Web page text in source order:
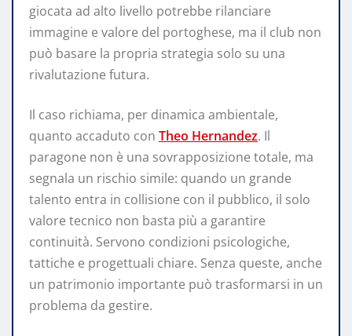
giocata ad alto livello potrebbe rilanciare
immagine e valore del portoghese, ma il club non
può basare la propria strategia solo su una
rivalutazione futura.
Il caso richiama, per dinamica ambientale,
quanto accaduto con Theo Hernandez. Il
paragone non è una sovrapposizione totale, ma
segnala un rischio simile: quando un grande
talento entra in collisione con il pubblico, il solo
valore tecnico non basta più a garantire
continuità. Servono condizioni psicologiche,
tattiche e progettuali chiare. Senza queste, anche
un patrimonio importante può trasformarsi in un
problema da gestire.